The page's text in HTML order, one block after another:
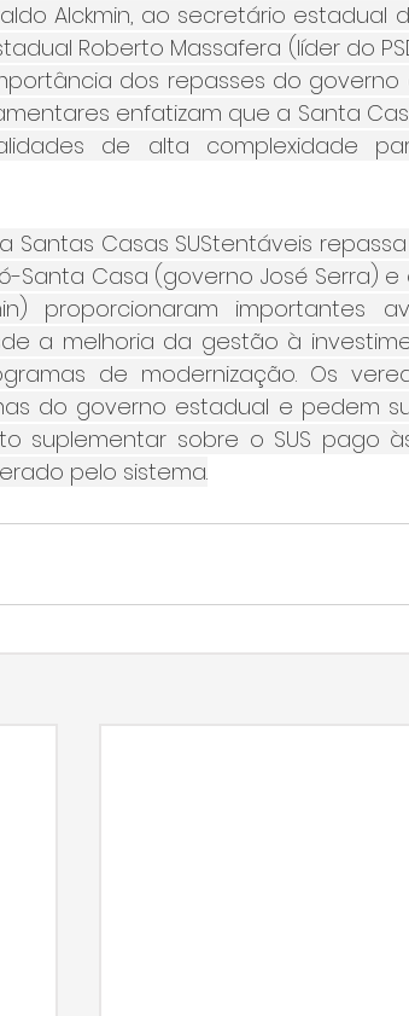
Alckmin, ao secretário estadual
Roberto Massafera (líder do
dos repasses do
enfatizam que a Santa
de alta complexidade
Santas Casas SUStentáveis
Santa Casa (governo José Serra)
proporcionaram importantes
a melhoria da gestão à
de modernização. Os
do governo estadual e pedem
suplementar sobre o SUS pago
pelo sistema.